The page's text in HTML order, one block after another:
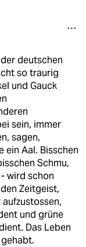
deutschen
so traurig
und Gauck
sein, immer
sagen,
ein Aal. Bisschen
Schmu,
wird schon
Zeitgeist,
und grüne
Das Leben